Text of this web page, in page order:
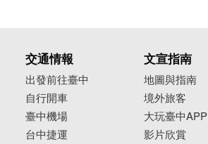
交通情報
出發前往臺中
自行開車
臺中機場
台中捷運
文宣指南
地圖與指南
境外旅客
大玩臺中APP
影片欣賞